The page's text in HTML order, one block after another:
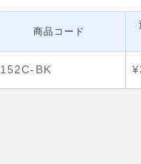
商品コード
152C-BK